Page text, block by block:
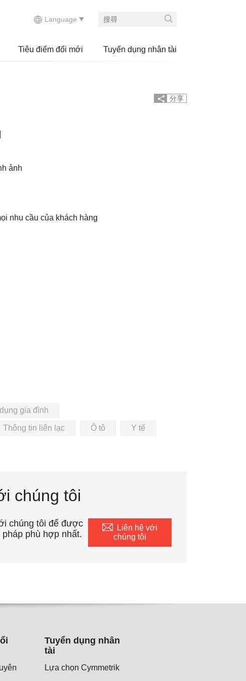
Tiêu điểm đổi mới Tuyển dụng nhân tài
分享
ảnh
nhu cầu của khách hàng
gia đình
Thông tin liên lạc Ô tô Y tế
chúng tôi
chúng tôi để được
phù hợp nhất.
Liên hệ với
chúng tôi
Tuyển dụng nhân
tài
Lựa chọn Cymmetrik